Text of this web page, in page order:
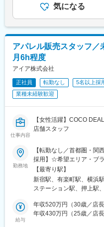
(広島県)、九州工大前駅
松駅、御代志駅、北品川
気になる
アパレル販売スタッフ／
月6h程度
アイア株式会社
正社員 転勤なし 5名以上採
業種未経験歓迎
仕事内容
【女性活躍】COCO
店舗スタッフ
勤務地
【転勤なし／首都圏・関
採用】☆希望エリア・ブ
新宿ルミネ2／有楽町ル
【LOUNIE】アトレ恵比
ザテラス など【Stola.】
／横浜ジョイナス／アト
神梅田／ルクアイーレ／
【最寄り駅】
新宿駅、有楽町駅、横浜
ステーション駅、押上駅
駅、新橋駅、新宿駅(東京
大阪梅田駅(阪神線)、天
給与
年収520万円（30歳／店長
年収430万円（25歳／店長